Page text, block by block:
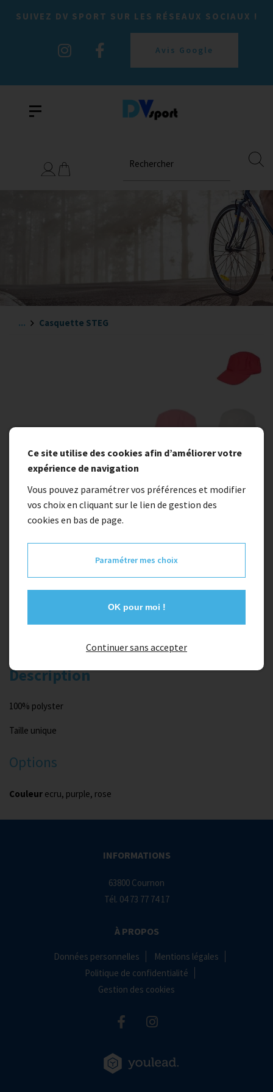
SUIVEZ DV SPORT SUR LES RÉSEAUX SOCIAUX !
Avis Google
Rechercher
... Casquette STEG
Casquette STEG
16,00 €
Description
100% polyster
Taille unique
Options
Couleur ecru, purple, rose
INFORMATIONS
63800 Cournon
Tél. 04 73 77 74 17
À PROPOS
Données personnelles
Mentions légales
Politique de confidentialité
Gestion des cookies
Ce site utilise des cookies afin d’améliorer votre
expérience de navigation
Vous pouvez paramétrer vos préférences et modifier
vos choix en cliquant sur le lien de gestion des
cookies en bas de page.
Paramétrer mes choix
OK pour moi !
Continuer sans accepter